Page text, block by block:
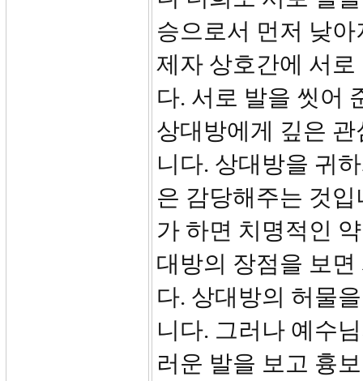
승으로서 먼저 낮
제자 상호간에 서
다. 서로 발을 씻어
상대방에게 깊은
니다. 상대방을 귀
은 감당해주는 것
가 하면 치명적인
대방의 장점을 보
다. 상대방의 허물
니다. 그러나 예수
러운 발을 보고 흉